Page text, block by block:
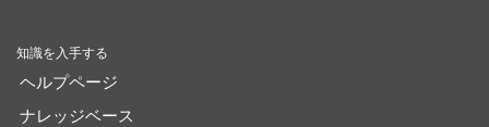
知識を入手する
ヘルプページ
ナレッジベース